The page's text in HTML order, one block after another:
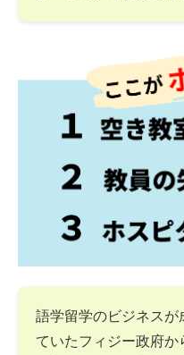
語学留学のビジネスが
ていたフィジー政府